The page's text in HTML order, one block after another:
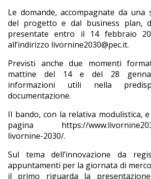
Le domande, accompagnate da una
del progetto e dal business plan,
presentate entro il 14 febbraio
all’indirizzo livornine2030@pec.it.
Previsti anche due momenti
mattine del 14 e del 28
informazioni utili nella
documentazione.
Il bando, con la relativa modulistica,
pagina https://
livornine-2030/.
Sul tema dell’innovazione da
appuntamenti per la giornata di
il primo riguarda la